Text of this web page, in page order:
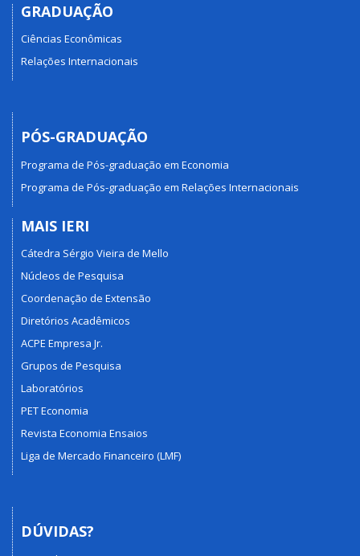
GRADUAÇÃO
Ciências Econômicas
Relações Internacionais
PÓS-GRADUAÇÃO
Programa de Pós-graduação em Economia
Programa de Pós-graduação em Relações Internacionais
MAIS IERI
Cátedra Sérgio Vieira de Mello
Núcleos de Pesquisa
Coordenação de Extensão
Diretórios Acadêmicos
ACPE Empresa Jr.
Grupos de Pesquisa
Laboratórios
PET Economia
Revista Economia Ensaios
Liga de Mercado Financeiro (LMF)
DÚVIDAS?